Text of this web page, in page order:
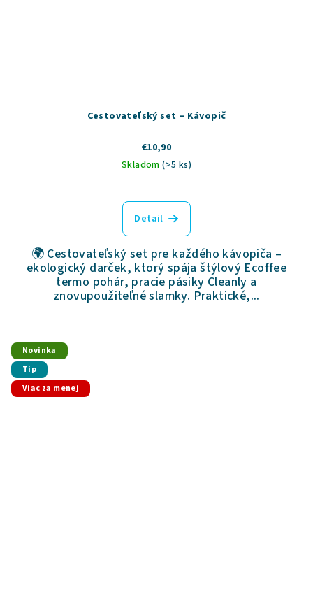
Cestovateľský set – Kávopič
€10,90
Skladom(>5 ks)
Detail
🌍 Cestovateľský set pre každého kávopiča –
ekologický darček, ktorý spája štýlový Ecoffee
termo pohár, pracie pásiky Cleanly a
znovupoužiteľné slamky. Praktické,...
Novinka
Tip
Viac za menej